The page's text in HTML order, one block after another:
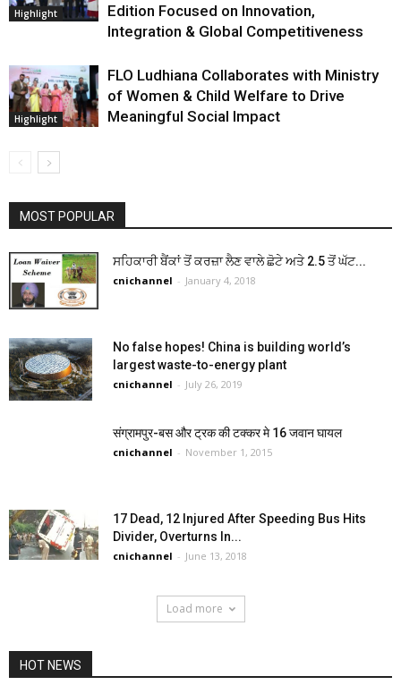
Highlight
Edition Focused on Innovation,
Integration & Global Competitiveness
Highlight
FLO Ludhiana Collaborates with Ministry
of Women & Child Welfare to Drive
Meaningful Social Impact
MOST POPULAR
ਸਹਿਕਾਰੀ ਬੈਂਕਾਂ ਤੋਂ ਕਰਜ਼ਾ ਲੈਣ ਵਾਲੇ ਛੋਟੇ ਅਤੇ 2.5 ਤੋਂ ਘੱਟ...
cnichannel - January 4, 2018
No false hopes! China is building world’s
largest waste-to-energy plant
cnichannel - July 26, 2019
संग्रामपुर-बस और ट्रक की टक्कर मे 16 जवान घायल
cnichannel - November 1, 2015
17 Dead, 12 Injured After Speeding Bus Hits
Divider, Overturns In...
cnichannel - June 13, 2018
Load more
HOT NEWS